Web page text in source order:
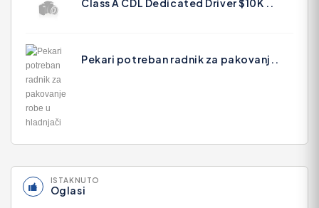
Class A CDL Dedicated Driver $10K ..
Pekari potreban radnik za pakovanj..
ISTAKNUTO
Oglasi